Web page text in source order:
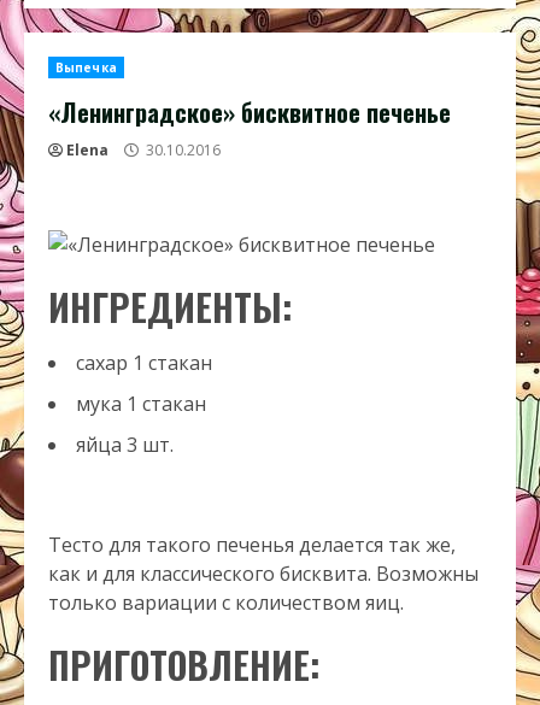
Выпечка
«Ленинградское» бисквитное печенье
Elena 30.10.2016
ИНГРЕДИЕНТЫ:
сахар 1 стакан
мука 1 стакан
яйца 3 шт.
Тесто для такого печенья делается так же,
как и для классического бисквита. Возможны
только вариации с количеством яиц.
ПРИГОТОВЛЕНИЕ: